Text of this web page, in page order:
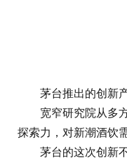
茅台推出的创新产
宽窄研究院从多方
探索力，对新潮酒饮
茅台的这次创新不